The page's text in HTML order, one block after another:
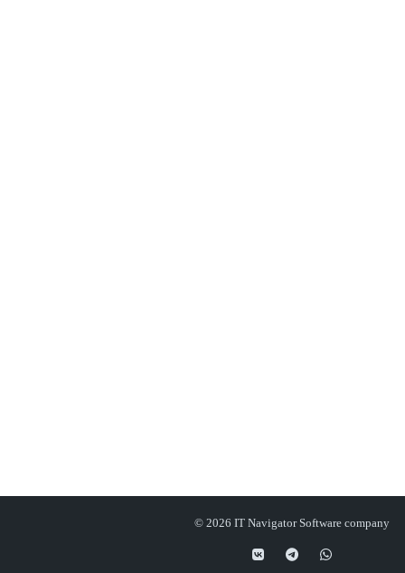
© 2026 IT Navigator Software company